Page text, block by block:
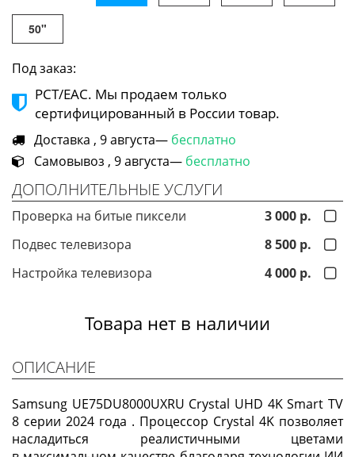
50"
Под заказ:
РСТ/ЕАС. Мы продаем только
сертифицированный в России товар.
Доставка , 9 августа— бесплатно
Самовывоз , 9 августа— бесплатно
ДОПОЛНИТЕЛЬНЫЕ УСЛУГИ
Проверка на битые пиксели
3 000 р.
Подвес телевизора
8 500 р.
Настройка телевизора
4 000 р.
Товара нет в наличии
ОПИСАНИЕ
Samsung UE75DU8000UXRU Crystal UHD 4K Smart TV
8 серии 2024 года . Процессор Crystal 4K позволяет
насладиться реалистичными цветами